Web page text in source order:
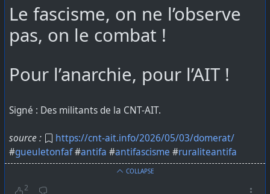
Le fascisme, on ne l’observe
pas, on le combat !
Pour l’anarchie, pour l’AIT !
​Signé : Des militants de la CNT-AIT.
source :
https://cnt-ait.info/2026/05/03/domerat/
#gueuletonfaf#antifa #antifascisme #ruraliteantifa
COLLAPSE
2